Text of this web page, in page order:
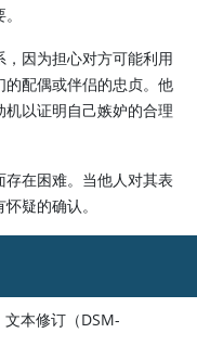
因为担心对方可能利用
的配偶或伴侣的忠贞。他
以证明自己嫉妒的合理
在困难。当他人对其表
疑的确认。
文本修订（DSM-